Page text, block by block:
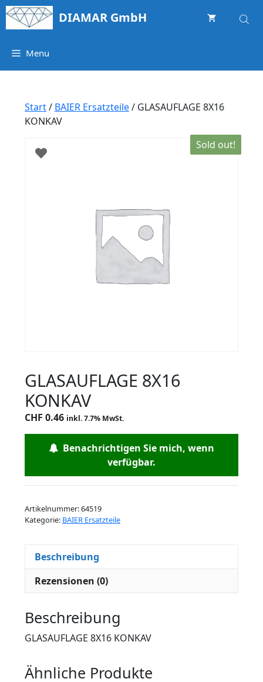
Springe
zum
DIAMAR GmbH
Menu
Start/ BAIER Ersatzteile/ GLASAUFLAGE 8X16
KONKAV
Sold out!
GLASAUFLAGE 8X16
KONKAV
CHF 0.46 inkl. 7.7% MwSt.
Benachrichtigen Sie mich, wenn
verfügbar.
Artikelnummer:64519
Kategorie: BAIER Ersatzteile
Beschreibung
Rezensionen (0)
Beschreibung
GLASAUFLAGE 8X16 KONKAV
Ähnliche Produkte